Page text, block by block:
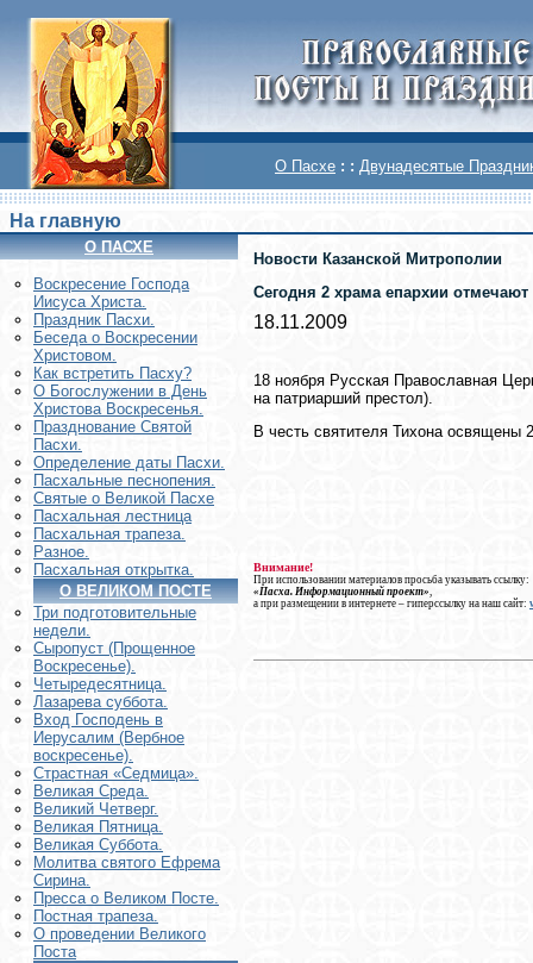
О Пасхе : : Двунадесятые
На главную
О ПАСХЕ
Воскреcение Господа
Иисуса Христа.
Праздник Пасхи.
Беседа о Воскресении
Христовом.
Как встретить Пасху?
О Богослужении в День
Христова Воскресенья.
Празднование Святой
Пасхи.
Определение даты Пасхи.
Пасхальные песнопения.
Святые о Великой Пасхе
Пасхальная лестница
Пасхальная трапеза.
Разное.
Пасхальная открытка.
О ВЕЛИКОМ ПОСТЕ
Три подготовительные
недели.
Сыропуст (Прощенное
Воскресенье).
Четыредесятница.
Лазарева суббота.
Вход Господень в
Иерусалим (Вербное
воскресенье).
Страстная «Седмица».
Великая Среда.
Великий Четверг.
Великая Пятница.
Великая Суббота.
Молитва святого Ефрема
Сирина.
Пресса о Великом Посте.
Постная трапеза.
О проведении Великого
Поста
Новости Казанской Митрополии
Сегодня 2 храма епархии
18.11.2009
18 ноября Русская Православная
на патриарший престол).
В честь святителя Тихона освящены
Внимание!
При использовании материалов просьба указывать ссылку:
«Пасха. Информационный проект»
а при размещении в интернете – гиперссылку на наш сайт: